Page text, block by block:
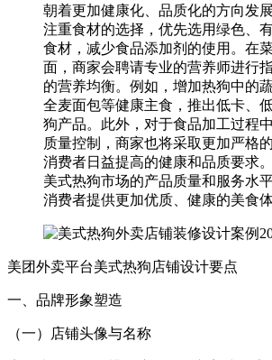
朝着更加健康化、品质化的方向发
注重食材的选择，优先选用绿色、
食材，减少食品添加剂的使用。在
面，商家会聘请专业的营养师进行
的营养均衡。例如，增加热狗中的
全麦面包等健康主食，推出低卡、
狗产品。此外，对于食品加工过程
质量控制，商家也将采取更加严格
消费者日益提高的健康和品质要求
美式热狗市场的产品质量和服务水
消费者提供更加优质、健康的美食体
美团外卖平台美式热狗店铺设计要点​
一、品牌形象塑造​
（一）店铺头像与名称​